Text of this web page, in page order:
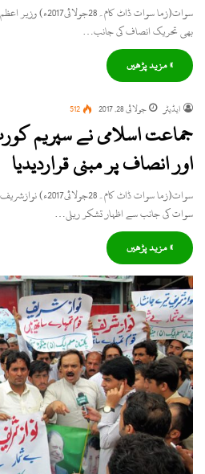
سوات(زما سوات ڈاٹ
بھی تحریک انصاف کی جانب…
» مزید پڑھیں
ایڈیٹر جولائی 28, 2017 512
جماعت اسلامی نے سپریم
اور انصاف پر مبنی قراردیدیا
سوات(زما سوات ڈاٹ
سوات کی جانب سے اظہار تشکر ریلی…
» مزید پڑھیں